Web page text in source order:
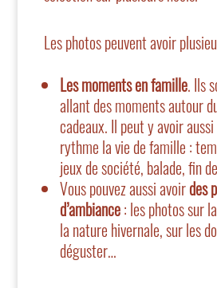
Les photos peuvent avoir
Les moments en famille. Ils
allant des moments autour
cadeaux. Il peut y avoir
rythme la vie de famille :
jeux de société, balade, fin
Vous pouvez aussi avoirdes
d’ambiance: les photos sur
la nature hivernale, sur les
déguster…